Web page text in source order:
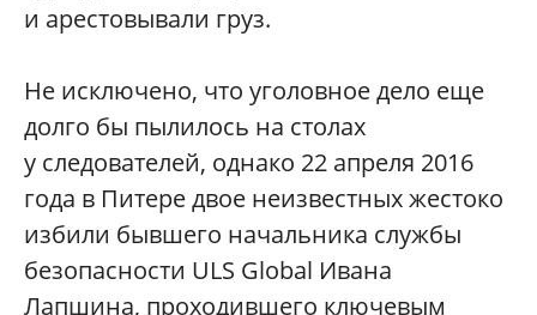
и арестовывали груз.
Не исключено, что уголовное дело еще
долго бы пылилось на столах
у следователей, однако 22 апреля 2016
года в Питере двое неизвестных жестоко
избили бывшего начальника службы
безопасности ULS Global Ивана
Лапшина, проходившего ключевым